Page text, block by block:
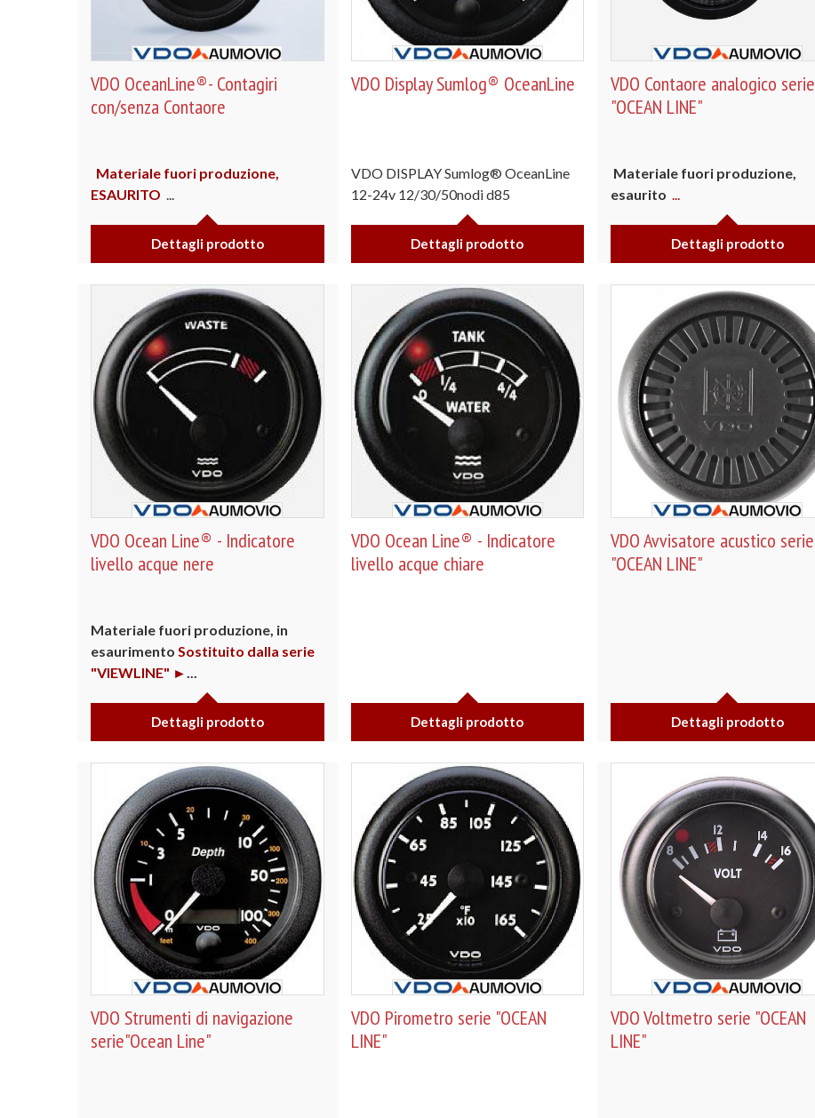
VDO OceanLine®- Contagiri
con/senza Contaore
Materiale fuori produzione,
ESAURITO ...
Dettagli prodotto
VDO Display Sumlog® OceanLine
VDO DISPLAY Sumlog® OceanLine
12-24v 12/30/50nodi d85
Dettagli prodotto
VDO Contaore analogico serie
"OCEAN LINE"
Materiale fuori produzione,
esaurito ...
Dettagli prodotto
VDO Ocean Line® - Indicatore
livello acque nere
Materiale fuori produzione, in
esaurimento Sostituito dalla serie
"VIEWLINE" ►
Dettagli prodotto
VDO Ocean Line® - Indicatore
livello acque chiare
Dettagli prodotto
VDO Avvisatore acustico serie
"OCEAN LINE"
Dettagli prodotto
VDO Strumenti di navigazione
serie"Ocean Line"
VDO Pirometro serie "OCEAN
LINE"
VDO Voltmetro serie "OCEAN
LINE"